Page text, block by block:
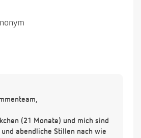
(21 Monate) und mich sind
abendliche Stillen nach wie